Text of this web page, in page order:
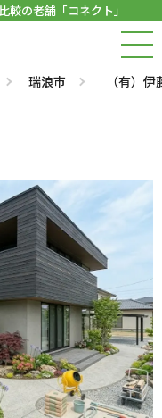
較の老舗「コネクト」
瑞浪市 （有）